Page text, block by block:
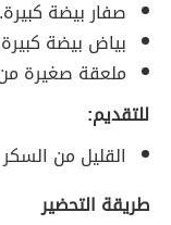
صفار بيضة كبيرة.
بياض بيضة
ملعقة صغيرة من
للتقديم:
القليل من
طريقة التحضير